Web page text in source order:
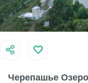
Транспорт
Развлечения
Гиды
Черепашье Озеро